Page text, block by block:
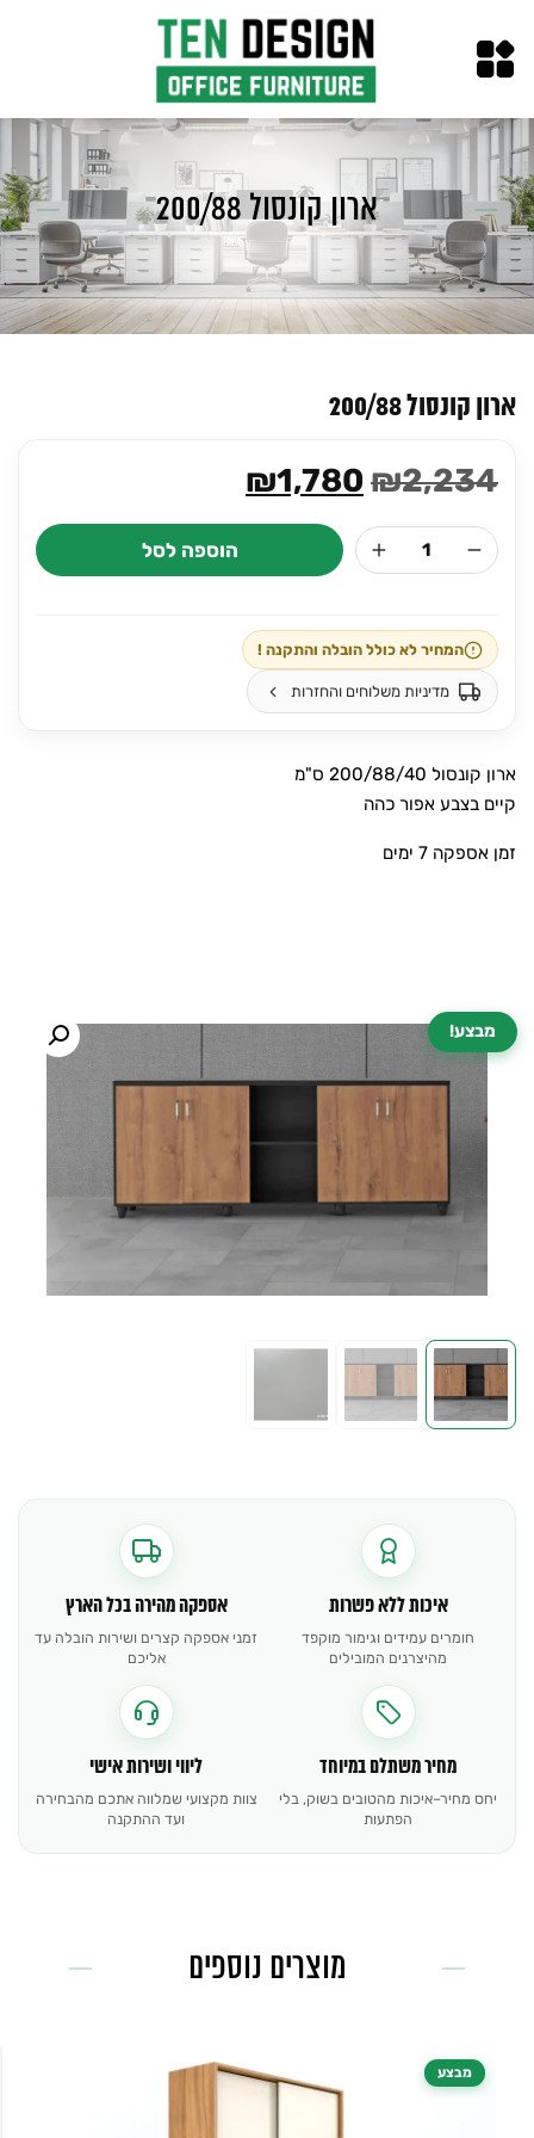
ארון קונסול 200/88
ארון קונסול 200/88
₪2,234
המחיר
המקורי
היה:
₪2,234.
₪1,780
הנוכחי
הוא:
כמות
קונסול
200/88
הוספה לסל
המחיר לא כולל הובלה והתקנה !
מדיניות משלוחים והחזרות
ארון קונסול 200/88/40 ס"מ
קיים בצבע אפור כהה
זמן אספקה 7 ימים
מבצע!
איכות ללא פשרות
חומרים עמידים וגימור מוקפד
מהיצרנים המובילים
אספקה מהירה בכל הארץ
זמני אספקה קצרים ושירות הובלה עד
אליכם
מחיר משתלם במיוחד
יחס מחיר–איכות מהטובים בשוק, בלי
הפתעות
ליווי ושירות אישי
צוות מקצועי שמלווה אתכם מהבחירה
ועד ההתקנה
מוצרים נוספים
מבצע